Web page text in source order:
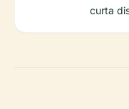
curta